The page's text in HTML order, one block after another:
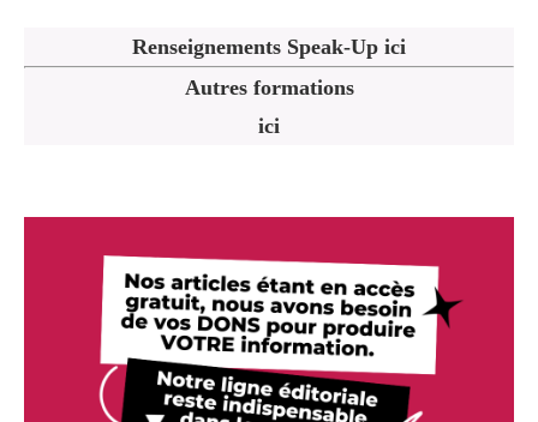
Renseignements Speak-Up ici
Autres formations
ici